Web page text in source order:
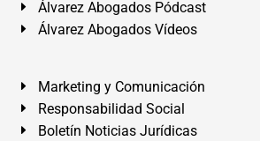
Álvarez Abogados Pódcast
Álvarez Abogados Vídeos
Marketing y Comunicación
Responsabilidad Social
Boletín Noticias Jurídicas